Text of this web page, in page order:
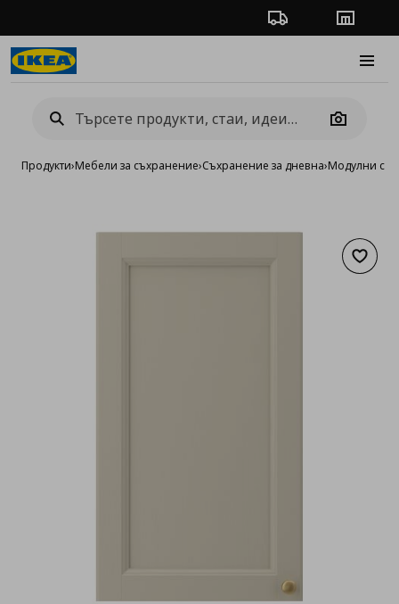
Проследяване на
Camera
Продукти›Мебели за съхранение›Съхранение за дневна›Модулни